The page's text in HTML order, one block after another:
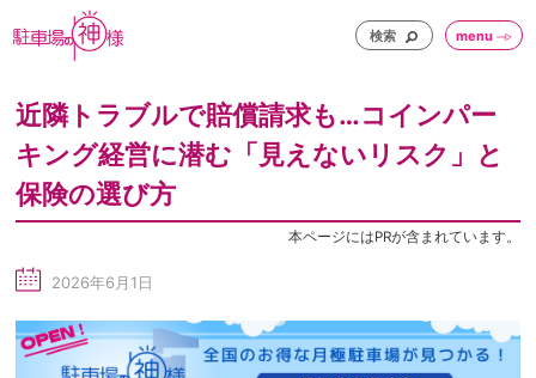
検索 menu
近隣トラブルで賠償請求も…コインパー
キング経営に潜む「見えないリスク」と
保険の選び方
本ページにはPRが含まれています。
he
du
2026年6月1日